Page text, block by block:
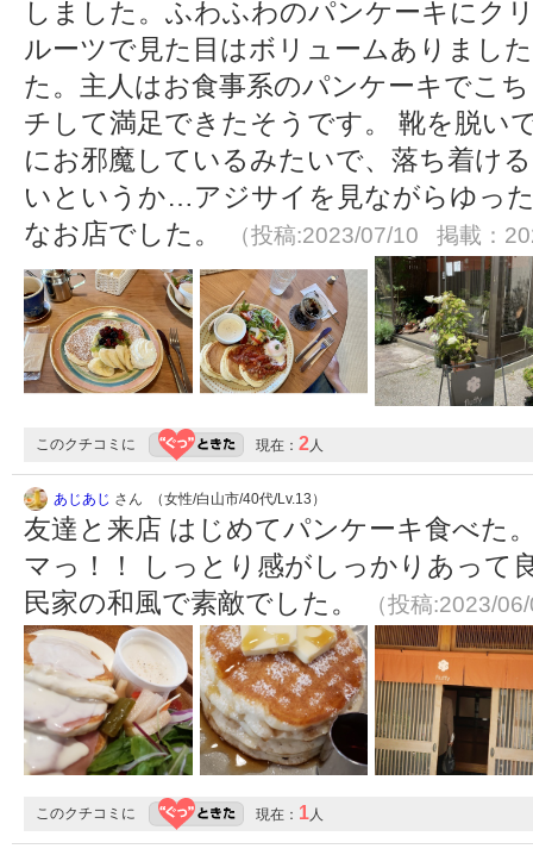
しました。ふわふわのパンケーキにク
ルーツで見た目はボリュームありまし
た。主人はお食事系のパンケーキでこ
チして満足できたそうです。 靴を脱い
にお邪魔しているみたいで、落ち着け
いというか…アジサイを見ながらゆっ
なお店でした。
（投稿:2023/07/10 掲載：
このクチコミに 現在： 2人
あじあじ さん （女性/白山市/40代/Lv.13）
友達と来店 はじめてパンケーキ食べた
マっ！！ しっとり感がしっかりあって
民家の和風で素敵でした。
（投稿:2023/
このクチコミに 現在： 1人